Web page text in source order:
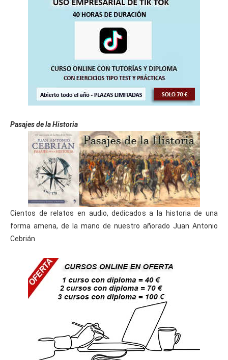
Pasajes de la Historia
Cientos de relatos en audio, dedicados a la historia de una
forma amena, de la mano de nuestro añorado Juan Antonio
Cebrián